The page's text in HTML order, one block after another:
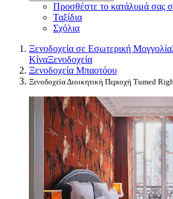
Προσθέστε το κατάλυμά σας
Ταξίδια
Σχόλια
Ξενοδοχεία σε Εσωτερική Μογγολία
ΚίναΞενοδοχεία
Ξενοδοχεία Μπαοτόου
Ξενοδοχεία Διοικητική Περιοχή Tumed